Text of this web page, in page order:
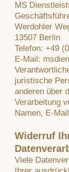
MS
Werdohler
13507 Berlin
Telefon: +49
E-Mail:
juristische
anderen über
Verarbeitung
Namen, E-
Widerruf
Viele